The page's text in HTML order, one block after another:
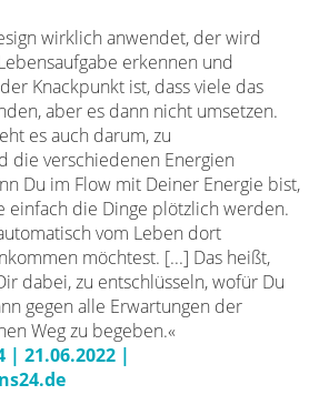
wirklich anwendet, der wird
erkennen und
Knackpunkt ist, dass viele das
aber es dann nicht umsetzen.
es auch darum, zu
die verschiedenen Energien
Du im Flow mit Deiner Energie bist,
einfach die Dinge plötzlich werden.
vom Leben dort
möchtest. [...] Das heißt,
dabei, zu entschlüsseln, wofür Du
gegen alle Erwartungen der
Weg zu begeben.«
| 21.06.2022 |